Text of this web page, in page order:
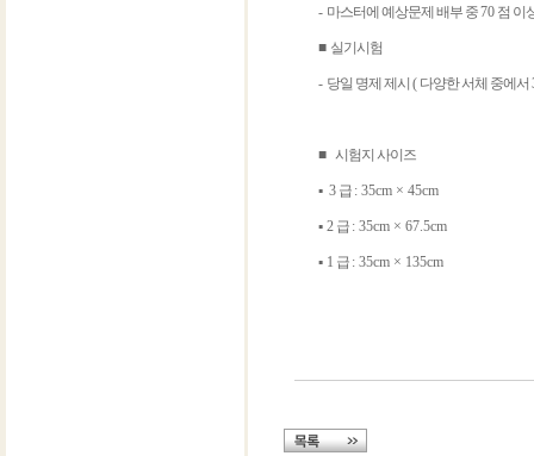
- 마스터에 예상문제 배부 중70 점 이
■ 실기시험
- 당일 명제 제시 ( 다양한 서체 중에서
■ 시험지 사이즈
▪ 3 급 : 35cm × 45cm
▪ 2 급 : 35cm × 67.5cm
▪ 1 급 : 35cm × 135cm